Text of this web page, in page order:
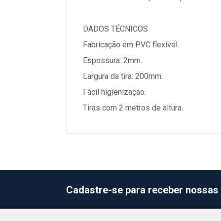
DADOS TÉCNICOS
Fabricação em PVC flexível.
Espessura: 2mm.
Largura da tira: 200mm.
Fácil higienização.
Tiras com 2 metros de altura.
Cadastre-se para receber